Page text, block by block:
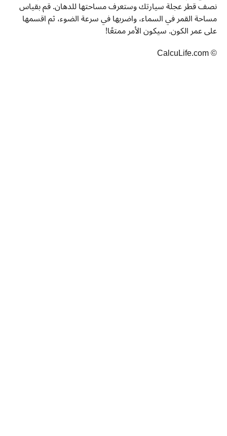
نصف قطر عجلة سيارتك وستعرف مساحتها للدهان. قم بقياس
مساحة القمر في السماء، واضربها في سرعة الضوء، ثم اقسمها
على عمر الكون. سيكون الأمر ممتعًا!
© CalcuLife.com